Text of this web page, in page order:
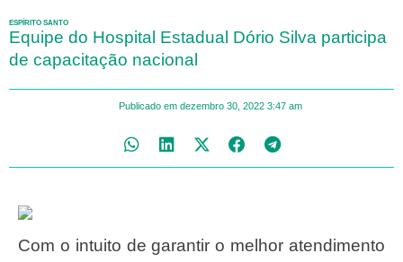
ESPÍRITO SANTO
Equipe do Hospital Estadual Dório Silva participa
de capacitação nacional
Publicado em dezembro 30, 2022 3:47 am
Com o intuito de garantir o melhor atendimento